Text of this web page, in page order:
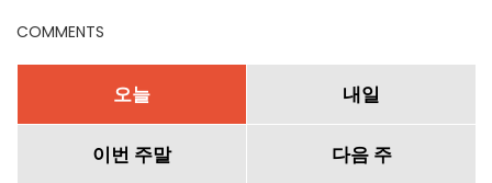
COMMENTS
오늘 내일
이번 주말 다음 주